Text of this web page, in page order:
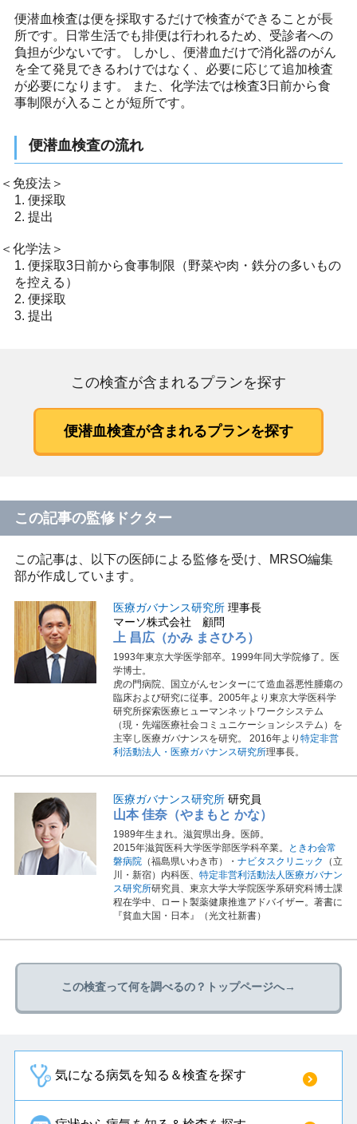
便潜血検査は便を採取するだけで検査ができることが長
所です。日常生活でも排便は行われるため、受診者への
負担が少ないです。 しかし、便潜血だけで消化器のがん
を全て発見できるわけではなく、必要に応じて追加検査
が必要になります。 また、化学法では検査3日前から食
事制限が入ることが短所です。
便潜血検査の流れ
＜免疫法＞
1. 便採取
2. 提出
＜化学法＞
1. 便採取3日前から食事制限（野菜や肉・鉄分の多いもの
を控える）
2. 便採取
3. 提出
この検査が含まれるプランを探す
便潜血検査が含まれるプランを探す
この記事の監修ドクター
この記事は、以下の医師による監修を受け、MRSO編集
部が作成しています。
医療ガバナンス研究所理事長
マーソ株式会社 顧問
上 昌広（かみ まさひろ）
1993年東京大学医学部卒。1999年同大学院修了。医
学博士。
虎の門病院、国立がんセンターにて造血器悪性腫瘍の
臨床および研究に従事。2005年より東京大学医科学
研究所探索医療ヒューマンネットワークシステム
（現・先端医療社会コミュニケーションシステム）を
主宰し医療ガバナンスを研究。 2016年より 特定非営
利活動法人・医療ガバナンス研究所理事長。
医療ガバナンス研究所研究員
山本 佳奈（やまもと かな）
1989年生まれ。滋賀県出身。医師。
2015年滋賀医科大学医学部医学科卒業。
ときわ会常
磐病院（福島県いわき市）・ ナビタスクリニック
（立
川・新宿）内科医、 特定非営利活動法人医療ガバナン
ス研究所研究員、東京大学大学院医学系研究科博士課
程在学中、ロート製薬健康推進アドバイザー。著書に
『貧血大国・日本』（光文社新書）
この検査って何を調べるの？トップページへ→
気になる病気を知る＆検査を探す